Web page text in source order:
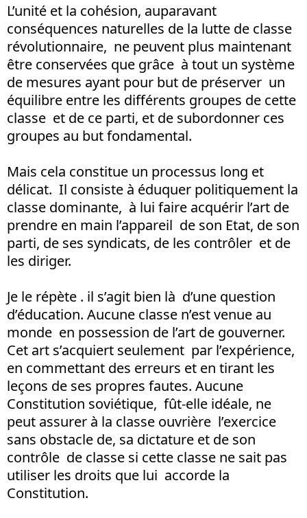
L’unité et la cohésion, auparavant
conséquences naturelles de la lutte de classe
révolutionnaire, ne peuvent plus maintenant
être conservées que grâce à tout un système
de mesures ayant pour but de préserver un
équilibre entre les différents groupes de cette
classe et de ce parti, et de subordonner ces
groupes au but fondamental.
Mais cela constitue un processus long et
délicat. Il consiste à éduquer politiquement la
classe dominante, à lui faire acquérir l’art de
prendre en main l’appareil de son Etat, de son
parti, de ses syndicats, de les contrôler et de
les diriger.
Je le répète . il s’agit bien là d’une question
d’éducation. Aucune classe n’est venue au
monde en possession de l’art de gouverner.
Cet art s’acquiert seulement par l’expérience,
en commettant des erreurs et en tirant les
leçons de ses propres fautes. Aucune
Constitution soviétique, fût-elle idéale, ne
peut assurer à la classe ouvrière l’exercice
sans obstacle de, sa dictature et de son
contrôle de classe si cette classe ne sait pas
utiliser les droits que lui accorde la
Constitution.